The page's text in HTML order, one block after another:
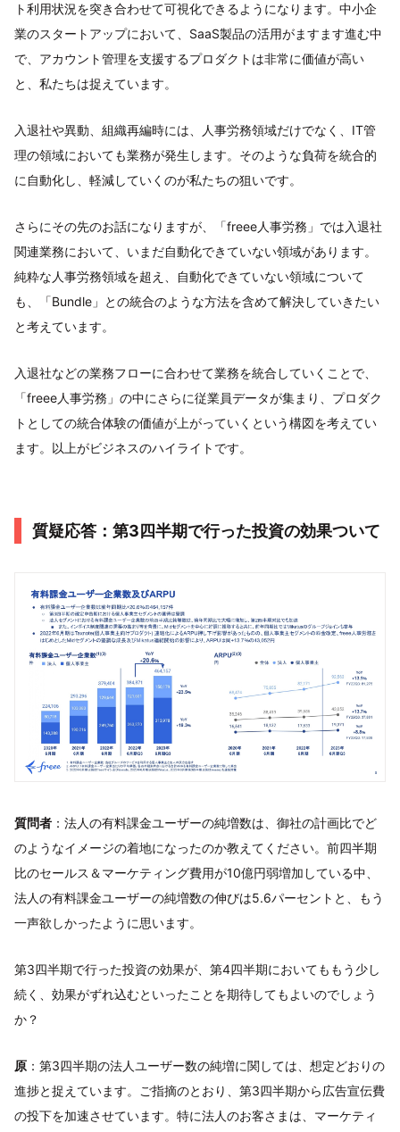
ト利用状況を突き合わせて可視化できるようになります。中小企
業のスタートアップにおいて、SaaS製品の活用がますます進む中
で、アカウント管理を支援するプロダクトは非常に価値が高い
と、私たちは捉えています。
入退社や異動、組織再編時には、人事労務領域だけでなく、IT管
理の領域においても業務が発生します。そのような負荷を統合的
に自動化し、軽減していくのが私たちの狙いです。
さらにその先のお話になりますが、「freee人事労務」では入退社
関連業務において、いまだ自動化できていない領域があります。
純粋な人事労務領域を超え、自動化できていない領域について
も、「Bundle」との統合のような方法を含めて解決していきたい
と考えています。
入退社などの業務フローに合わせて業務を統合していくことで、
「freee人事労務」の中にさらに従業員データが集まり、プロダク
トとしての統合体験の価値が上がっていくという構図を考えてい
ます。以上がビジネスのハイライトです。
質疑応答：第3四半期で行った投資の効果ついて
質問者 ：法人の有料課金ユーザーの純増数は、御社の計画比でど
のようなイメージの着地になったのか教えてください。前四半期
比のセールス＆マーケティング費用が10億円弱増加している中、
法人の有料課金ユーザーの純増数の伸びは5.6パーセントと、もう
一声欲しかったように思います。
第3四半期で行った投資の効果が、第4四半期においてももう少し
続く、効果がずれ込むといったことを期待してもよいのでしょう
か？
原 ：第3四半期の法人ユーザー数の純増に関しては、想定どおりの
進捗と捉えています。ご指摘のとおり、第3四半期から広告宣伝費
の投下を加速させています。特に法人のお客さまは、マーケティ